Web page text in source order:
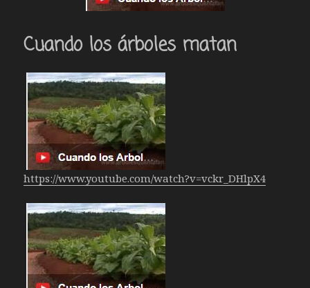
Cuando los árboles matan
https://www.youtube.com/watch?v=vckr_DHlpX4